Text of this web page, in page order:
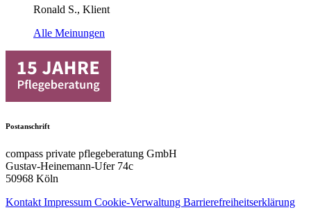
Ronald S., Klient
Alle Meinungen
Postanschrift
compass private pflegeberatung GmbH
Gustav-Heinemann-Ufer 74c
50968 Köln
KontaktImpressum Cookie-Verwaltung Barrierefreiheitserklärung